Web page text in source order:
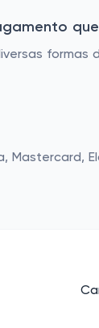
formas